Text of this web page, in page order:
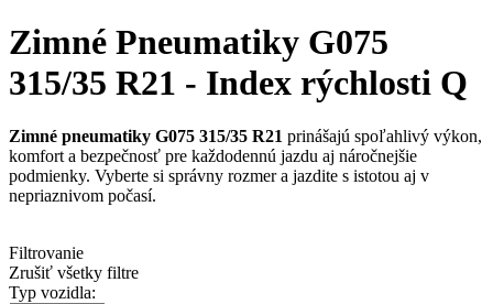
Zimné Pneumatiky G075
315/35 R21 - Index rýchlosti Q
Zimné pneumatiky G075 315/35 R21 prinášajú spoľahlivý výkon,
komfort a bezpečnosť pre každodennú jazdu aj náročnejšie
podmienky. Vyberte si správny rozmer a jazdite s istotou aj v
nepriaznivom počasí.
Filtrovanie
Zrušiť všetky filtre
Typ vozidla: